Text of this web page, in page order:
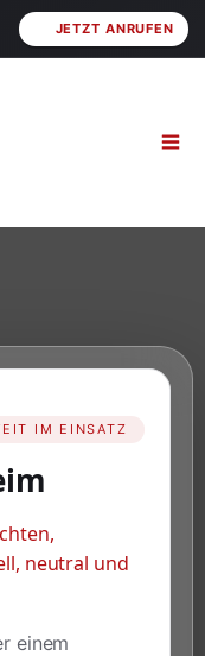
JETZT ANRUFEN
IM EINSATZ
neutral und
einem